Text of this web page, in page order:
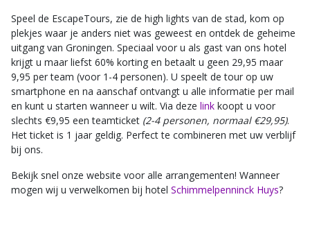
Speel de EscapeTours, zie de high lights van de stad, kom op
plekjes waar je anders niet was geweest en ontdek de geheime
uitgang van Groningen. Speciaal voor u als gast van ons hotel
krijgt u maar liefst 60% korting en betaalt u geen 29,95 maar
9,95 per team (voor 1-4 personen). U speelt de tour op uw
smartphone en na aanschaf ontvangt u alle informatie per mail
en kunt u starten wanneer u wilt. Via deze link koopt u voor
slechts €9,95 een teamticket (2-4 personen, normaal €29,95).
Het ticket is 1 jaar geldig. Perfect te combineren met uw verblijf
bij ons.
Bekijk snel onze website voor alle arrangementen! Wanneer
mogen wij u verwelkomen bij hotel Schimmelpenninck Huys?